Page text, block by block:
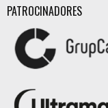
PATROCINADORES